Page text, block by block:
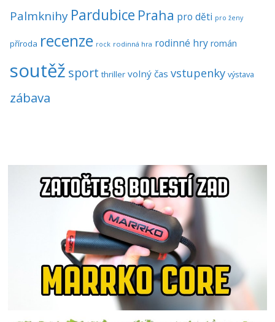
Palmknihy Pardubice Praha pro děti pro ženy
příroda recenze rock rodinná hra rodinné hry román
soutěž sport thriller volný čas vstupenky výstava
zábava